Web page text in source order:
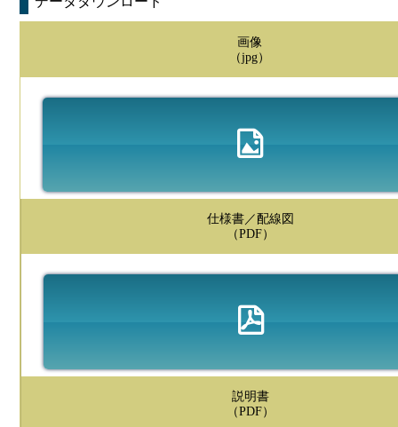
画像
（jpg）
仕様書／配線図
（PDF）
説明書
（PDF）